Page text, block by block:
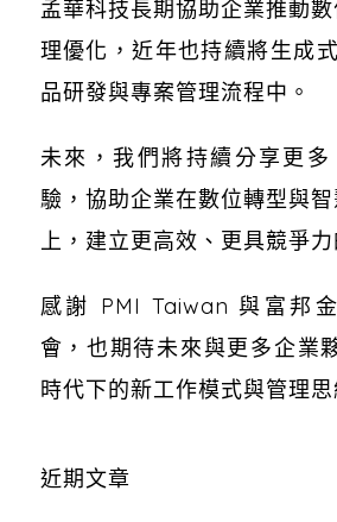
孟華科技長期協助企業推動
理優化，近年也持續將生成
品研發與專案管理流程中。
未來，我們將持續分享更
驗，協助企業在數位轉型與
上，建立更高效、更具競爭力
感謝 PMI Taiwan 與富邦
會，也期待未來與更多企業
時代下的新工作模式與管理思
近期文章